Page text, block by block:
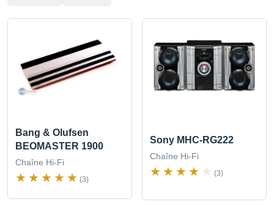
Bang & Olufsen
BEOMASTER 1900
Chaîne Hi-Fi
(3)
Sony MHC-RG222
Chaîne Hi-Fi
(3)